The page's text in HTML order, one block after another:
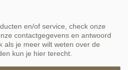
en/of service, check onze
contactgegevens en antwoord
als je meer wilt weten over de
kun je hier terecht.